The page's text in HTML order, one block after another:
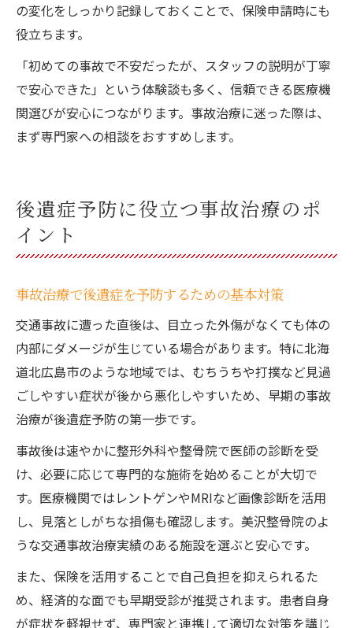
の変化をしっかり記録しておくことで、保険申請時にも
役立ちます。
「初めての事故で不安だったが、スタッフの説明が丁寧
で安心できた」という体験談も多く、信頼できる医療機
関選びが安心につながります。事故治療に迷った際は、
まず専門家への相談をおすすめします。
後遺症予防に役立つ事故治療のポ
イント
事故治療で後遺症を予防するための基本対策
交通事故に遭った直後は、目立った外傷がなくても体の
内部にダメージが生じている場合があります。特に北海
道北広島市のような地域では、むちうちや打撲など見過
ごしやすい症状が後から悪化しやすいため、早期の事故
治療が後遺症予防の第一歩です。
事故後は速やかに整形外科や整骨院で医師の診断を受
け、必要に応じて専門的な施術を始めることが大切で
す。医療機関ではレントゲンやMRIなど画像診断を活用
し、見落としがちな損傷も確認します。美沢整骨院のよ
うな交通事故治療実績のある施設を選ぶと安心です。
また、保険を活用することで自己負担を抑えられるた
め、経済的な面でも早期受診が推奨されます。患者自身
が症状を軽視せず、専門家と連携して適切な対策を講じ